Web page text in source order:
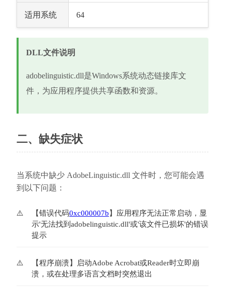
适用系统 64
DLL文件说明
adobelinguistic.dll是Windows系统动态链接库文
件，为应用程序提供共享函数和资源。
二、缺失症状
当系统中缺少 AdobeLinguistic.dll 文件时，您可能会遇
到以下问题：
【错误代码0xc000007b 】应用程序无法正常启动，显
示'无法找到adobelinguistic.dll'或'该文件已损坏'的错误
提示
【程序崩溃】启动Adobe Acrobat或Reader时立即崩
溃，或在处理多语言文档时突然退出